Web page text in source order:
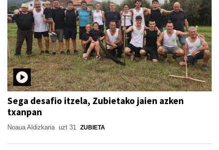
Sega desafio itzela, Zubietako jaien azken
txanpan
Noaua Aldizkaria uzt 31 ZUBIETA